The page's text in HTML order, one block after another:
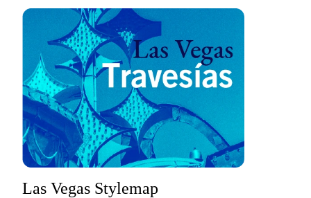
Las Vegas Stylemap